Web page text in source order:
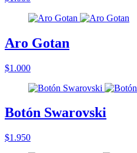
Aro Gotan
$1.000
Botón Swarovski
$1.950